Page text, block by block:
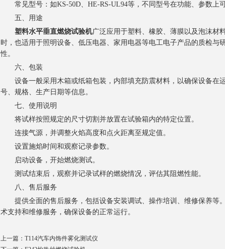
常见型号：如KS-50D、HE-RS-UL94等，不同型号在功能、参数上可
五、用途
塑料水平垂直燃烧试验机广泛应用于塑料、橡胶、薄膜以及泡沫材
时，也适用于照明设备、低压电器、家用电器等电工电子产品的质检与
性。
六、包装
设备一般采用木箱或纸箱包装，内部填充防震材料，以确保设备在
号、规格、生产日期等信息。
七、使用说明
将试样按照规定的尺寸切割并放置在试验箱内的特定位置。
连接气源，并调整火焰高度和点火距离至规定值。
设置施焰时间和观察记录参数。
启动设备，开始燃烧测试。
测试结束后，观察并记录试样的燃烧情况，评估其阻燃性能。
八、售后服务
提供全面的售后服务，包括设备安装调试、操作培训、维修保养等
术支持和维修服务，确保设备的正常运行。
上一篇： T114汽车内饰件雾化测试仪